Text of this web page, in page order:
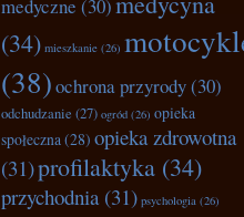
medyczne (30)
(34) mieszkanie (26)
(38)ochrona przyrody(30)
odchudzanie (27) ogród (26) opieka
społeczna(28) opieka zdrowotna
(31)profilaktyka (34)
przychodnia(31) psychologia (26)